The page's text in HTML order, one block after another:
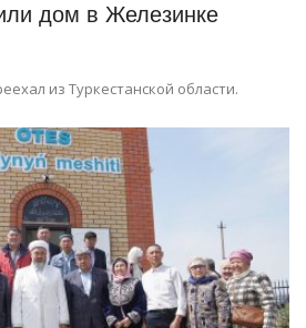
дом в Железинке
из Туркестанской области.